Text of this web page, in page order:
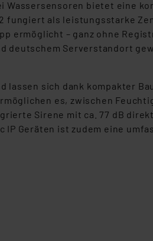
Wassersensoren bietet eine
fungiert als leistungsstarke
ermöglicht – ganz ohne
deutschem Serverstandort
lassen sich dank kompakter
es, zwischen
Sirene mit ca. 77 dB
Geräten ist zudem eine